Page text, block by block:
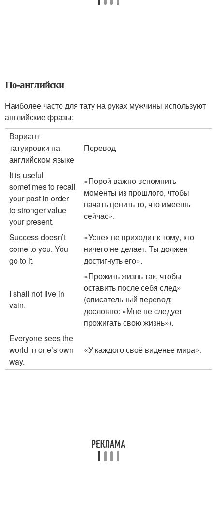
По-английски
Наиболее часто для тату на руках мужчины используют
английские фразы:
Вариант
татуировки на
английском языке
Перевод
It is useful
sometimes to recall
your past in order
to stronger value
your present.
«Порой важно вспомнить
моменты из прошлого, чтобы
начать ценить то, что имеешь
сейчас».
Success doesn’t
come to you. You
go to it.
«Успех не приходит к тому, кто
ничего не делает. Ты должен
достигнуть его».
I shall not live in
vain.
«Прожить жизнь так, чтобы
оставить после себя след»
(описательный перевод;
дословно: «Мне не следует
прожигать свою жизнь»).
Everyone sees the
world in one’s own
way.
«У каждого своё виденье мира».